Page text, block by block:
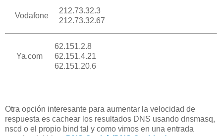
Vodafone
212.73.32.3
212.73.32.67
Ya.com
62.151.2.8
62.151.4.21
62.151.20.6
Otra opción interesante para aumentar la velocidad de
respuesta es cachear los resultados DNS usando dnsmasq,
nscd o el propio bind tal y como vimos en una entrada